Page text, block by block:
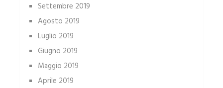
Settembre 2019
Agosto 2019
Luglio 2019
Giugno 2019
Maggio 2019
Aprile 2019